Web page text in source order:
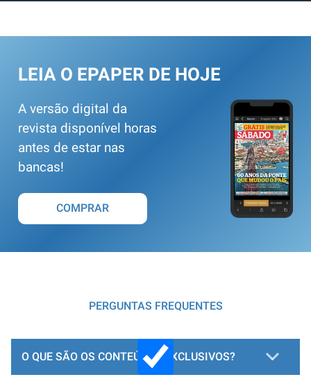
LEIA O EPAPER DE HOJE
A versão digital da
revista disponível horas
antes de estar nas
bancas!
COMPRAR
PERGUNTAS FREQUENTES
O QUE SÃO OS CONTEÚDOS EXCLUSIVOS?